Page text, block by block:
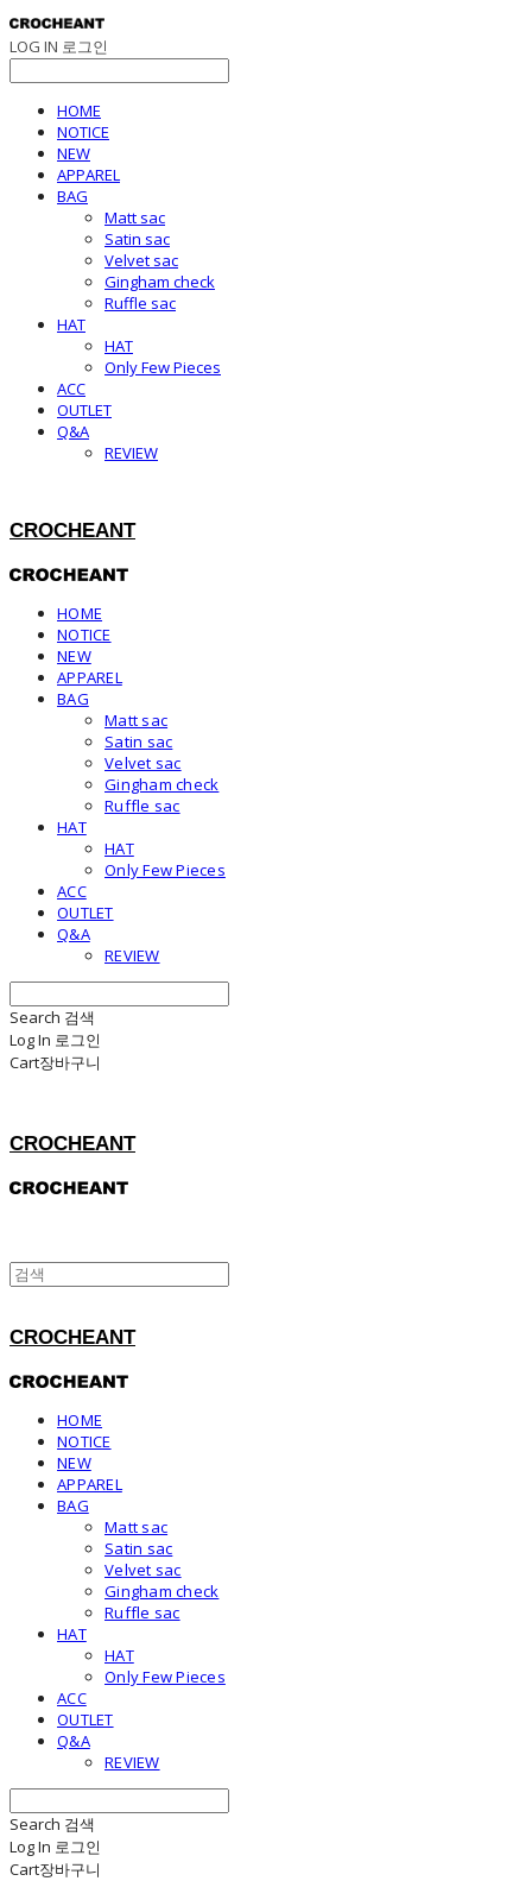
LOG IN 로그인
HOME
NOTICE
NEW
APPAREL
BAG
Matt sac
Satin sac
Velvet sac
Gingham check
Ruffle sac
HAT
HAT
Only Few Pieces
ACC
OUTLET
Q&A
REVIEW
CROCHEANT
HOME
NOTICE
NEW
APPAREL
BAG
Matt sac
Satin sac
Velvet sac
Gingham check
Ruffle sac
HAT
HAT
Only Few Pieces
ACC
OUTLET
Q&A
REVIEW
Search 검색
Log In 로그인
Cart장바구니
CROCHEANT
CROCHEANT
HOME
NOTICE
NEW
APPAREL
BAG
Matt sac
Satin sac
Velvet sac
Gingham check
Ruffle sac
HAT
HAT
Only Few Pieces
ACC
OUTLET
Q&A
REVIEW
Search 검색
Log In 로그인
Cart장바구니